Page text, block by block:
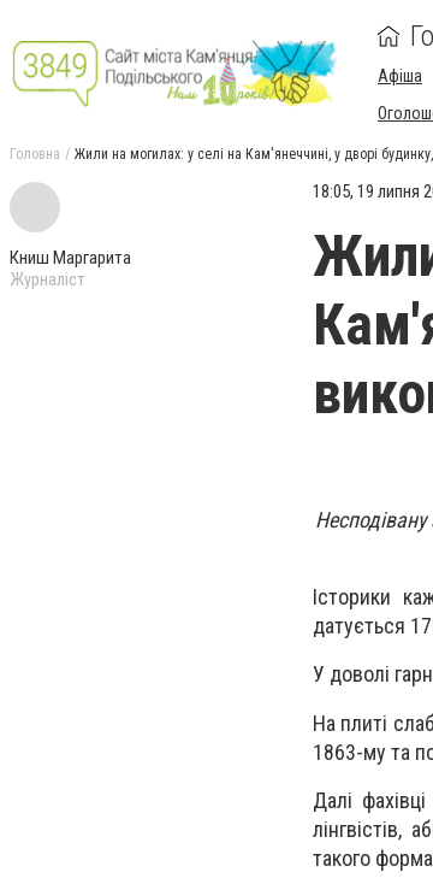
Афіша
Головна Жили на могилах: у селі на Кам'янеччині, у дворі
Книш Маргарита
Журналіст
18:05, 19 липня
Історики
датується
У доволі
На плиті
1863-му та
Далі
лінгвістів,
такого